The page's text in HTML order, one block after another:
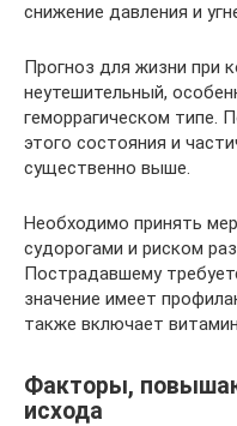
снижение давления и
Прогноз для жизни при
неутешительный,
геморрагическом типе.
этого состояния и
существенно выше.
Необходимо принять
судорогами и риском
Пострадавшему
значение имеет
также включает
Факторы,
исхода